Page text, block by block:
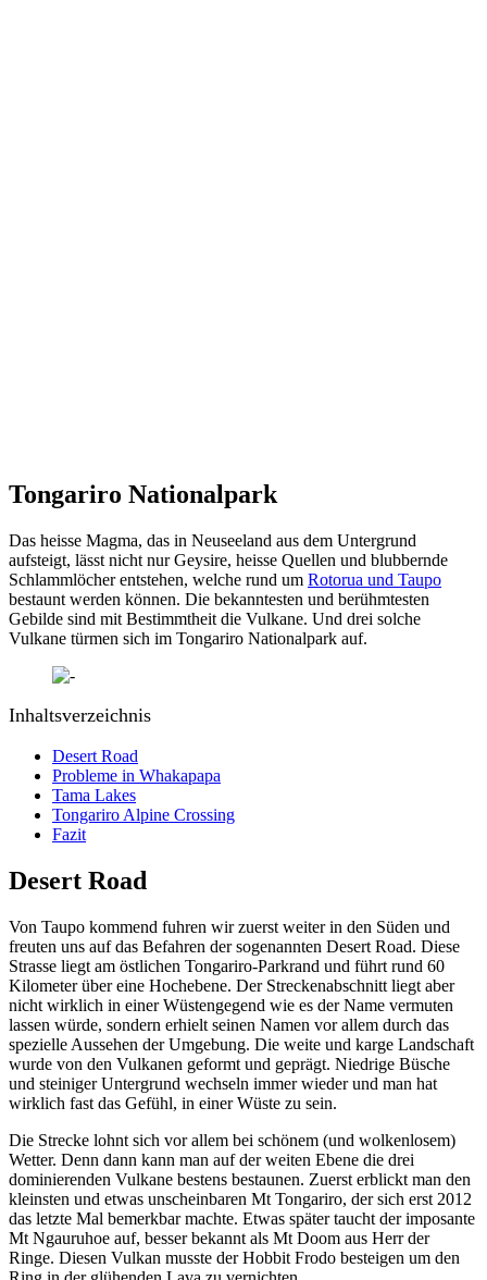
Tongariro Nationalpark
Das heisse Magma, das in Neuseeland aus dem Untergrund
aufsteigt, lässt nicht nur Geysire, heisse Quellen und blubbernde
Schlammlöcher entstehen, welche rund um Rotorua und Taupo
bestaunt werden können. Die bekanntesten und berühmtesten
Gebilde sind mit Bestimmtheit die Vulkane. Und drei solche
Vulkane türmen sich im Tongariro Nationalpark auf.
Inhaltsverzeichnis
Desert Road
Probleme in Whakapapa
Tama Lakes
Tongariro Alpine Crossing
Fazit
Desert Road
Von Taupo kommend fuhren wir zuerst weiter in den Süden und
freuten uns auf das Befahren der sogenannten Desert Road. Diese
Strasse liegt am östlichen Tongariro-Parkrand und führt rund 60
Kilometer über eine Hochebene. Der Streckenabschnitt liegt aber
nicht wirklich in einer Wüstengegend wie es der Name vermuten
lassen würde, sondern erhielt seinen Namen vor allem durch das
spezielle Aussehen der Umgebung. Die weite und karge Landschaft
wurde von den Vulkanen geformt und geprägt. Niedrige Büsche
und steiniger Untergrund wechseln immer wieder und man hat
wirklich fast das Gefühl, in einer Wüste zu sein.
Die Strecke lohnt sich vor allem bei schönem (und wolkenlosem)
Wetter. Denn dann kann man auf der weiten Ebene die drei
dominierenden Vulkane bestens bestaunen. Zuerst erblickt man den
kleinsten und etwas unscheinbaren Mt Tongariro, der sich erst 2012
das letzte Mal bemerkbar machte. Etwas später taucht der imposante
Mt Ngauruhoe auf, besser bekannt als Mt Doom aus Herr der
Ringe. Diesen Vulkan musste der Hobbit Frodo besteigen um den